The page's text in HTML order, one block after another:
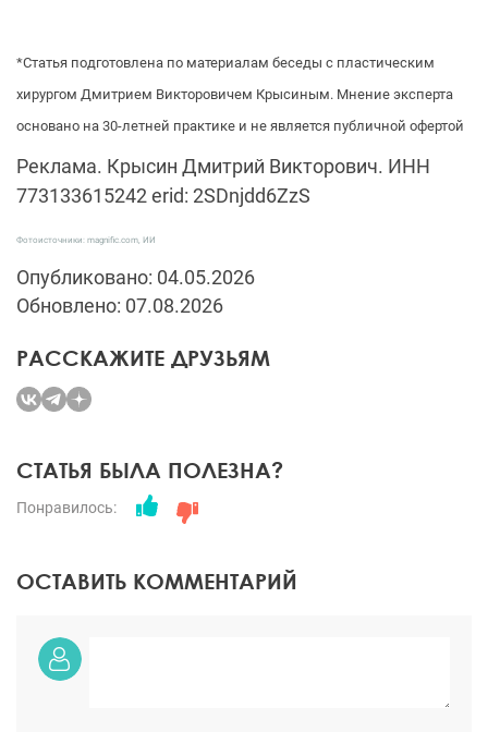
*Статья подготовлена по материалам беседы с пластическим
хирургом Дмитрием Викторовичем Крысиным. Мнение эксперта
основано на 30-летней практике и не является публичной офертой
Реклама. Крысин Дмитрий Викторович. ИНН
773133615242 erid: 2SDnjdd6ZzS
Фотоисточники: magnific.com, ИИ
Опубликовано: 04.05.2026
Обновлено: 07.08.2026
РАССКАЖИТЕ ДРУЗЬЯМ
СТАТЬЯ БЫЛА ПОЛЕЗНА?
Понравилось:
ОСТАВИТЬ КОММЕНТАРИЙ